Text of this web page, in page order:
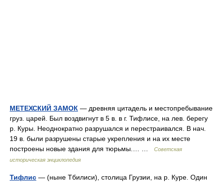
МЕТЕХСКИЙ ЗАМОК — древняя цитадель и местопребывание
груз. царей. Был воздвигнут в 5 в. в г. Тифлисе, на лев. берегу
р. Куры. Неоднократно разрушался и перестраивался. В нач.
19 в. были разрушены старые укрепления и на их месте
построены новые здания для тюрьмы.… …
Советская
историческая энциклопедия
Тифлис — (ныне Тбилиси), столица Грузии, на р. Куре. Один